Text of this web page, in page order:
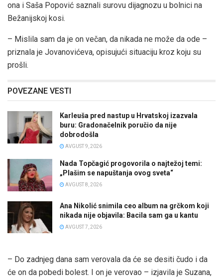
ona i Saša Popović saznali surovu dijagnozu u bolnici na
Bežanijskoj kosi.
– Mislila sam da je on večan, da nikada ne može da ode –
priznala je Jovanovićeva, opisujući situaciju kroz koju su
prošli.
POVEZANE VESTI
Karleuša pred nastup u Hrvatskoj izazvala
buru: Gradonačelnik poručio da nije
dobrodošla
AVGUST 9, 2026
Nada Topčagić progovorila o najtežoj temi:
„Plašim se napuštanja ovog sveta“
AVGUST 8, 2026
Ana Nikolić snimila ceo album na grčkom koji
nikada nije objavila: Bacila sam ga u kantu
AVGUST 7, 2026
– Do zadnjeg dana sam verovala da će se desiti čudo i da
će on da pobedi bolest. I on je verovao – izjavila je Suzana,